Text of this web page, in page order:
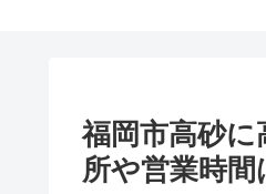
福岡市高砂に
所や営業時間